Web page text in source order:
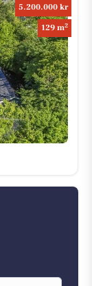
5.200.000 kr
129 m2